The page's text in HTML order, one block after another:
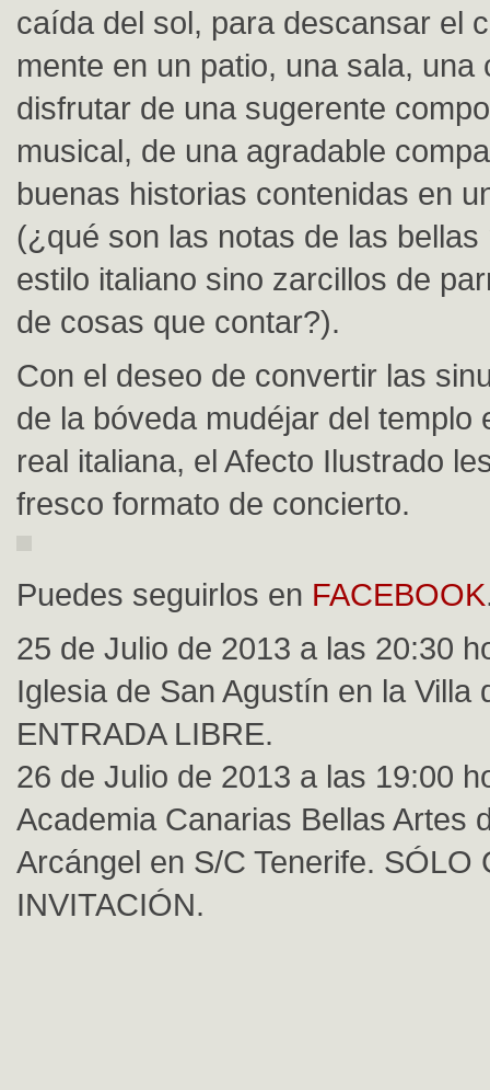
caída del sol, para descansar el
mente en un patio, una sala,
disfrutar de una sugerente
musical, de una agradable
buenas historias contenidas en
(¿qué son las notas de las
estilo italiano sino zarcillos de
de cosas que contar?).
Con el deseo de convertir las
de la bóveda mudéjar del templo
real italiana, el Afecto Ilustrado
fresco formato de concierto.
Puedes seguirlos en FACEBOOK
25 de Julio de 2013 a las 20:30
Iglesia de San Agustín en la Villa
ENTRADA LIBRE.
26 de Julio de 2013 a las 19:00
Academia Canarias Bellas Artes
Arcángel en S/C Tenerife. SÓLO
INVITACIÓN.